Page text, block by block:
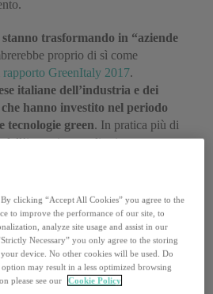
trasformando in “aziende
proprio di sì come
rapporto GreenItaly 2017.
italiane dell’industria e dei
hanno investito nel periodo
tecnologie green. In pratica più di
imprenditoria extra-
verde è un buon strumento per
. Infatti, le
una maggiore presenza
contro il 10,9% delle
ancor più evidente nel
il 46% delle imprese esportatrici
clicking “Accept All Cookies” you agree to the
to improve the performance of our site, to
analyze site usage and assist in our
Necessary” you only agree to the storing
device. No other cookies will be used. Do
may result in a less optimized browsing
please see our
Cookie Policy